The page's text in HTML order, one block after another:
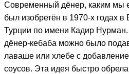
Современный дёнер, каким мы
был изобретён в 1970-х годах
Турции по имени Кадир
дёнер-кебаба можно было
лаваше или хлебе с
соусов. Эта идея быстро